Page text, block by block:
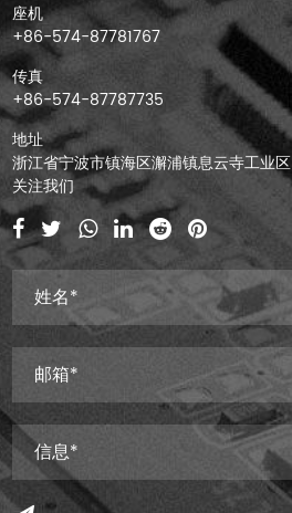
座机
+86-574-87781767
传真
+86-574-87787735
地址
浙江省宁波市镇海区澥浦镇息云寺工业区
关注我们